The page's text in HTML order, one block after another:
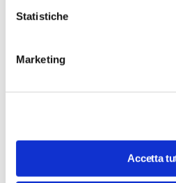
Statistiche
Marketing
Accetta
SAM è la nostra Smart
originale (e simpatica!) che
reale, grazie al